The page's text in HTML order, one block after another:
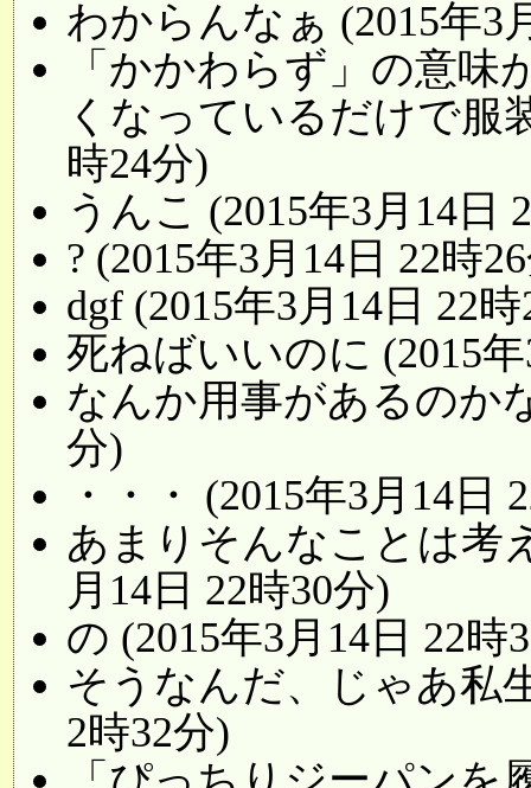
わからんなぁ (2015年3
「かかわらず」の意
くなっているだけで服
時24分)
うんこ (2015年3月14日
? (2015年3月14日 22時
dgf (2015年3月14日 22
死ねばいいのに (2015
なんか用事があるのか
分)
・・・ (2015年3月14日
あまりそんなことは考
月14日 22時30分)
の (2015年3月14日 22時
そうなんだ、じゃあ私
2時32分)